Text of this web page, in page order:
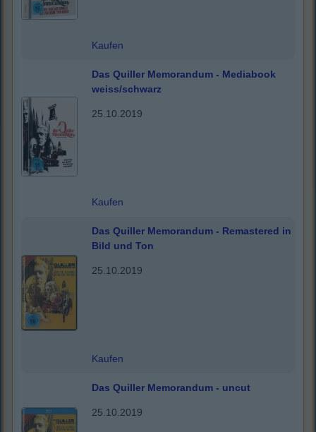
Kaufen
Das Quiller Memorandum - Mediabook
weiss/schwarz
25.10.2019
Kaufen
Das Quiller Memorandum - Remastered in
Bild und Ton
25.10.2019
Kaufen
Das Quiller Memorandum - uncut
25.10.2019